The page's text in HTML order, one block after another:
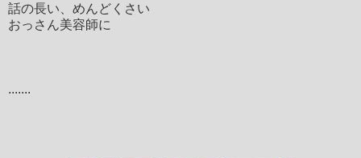
話の長い、めんどくさい
おっさん美容師に
.......